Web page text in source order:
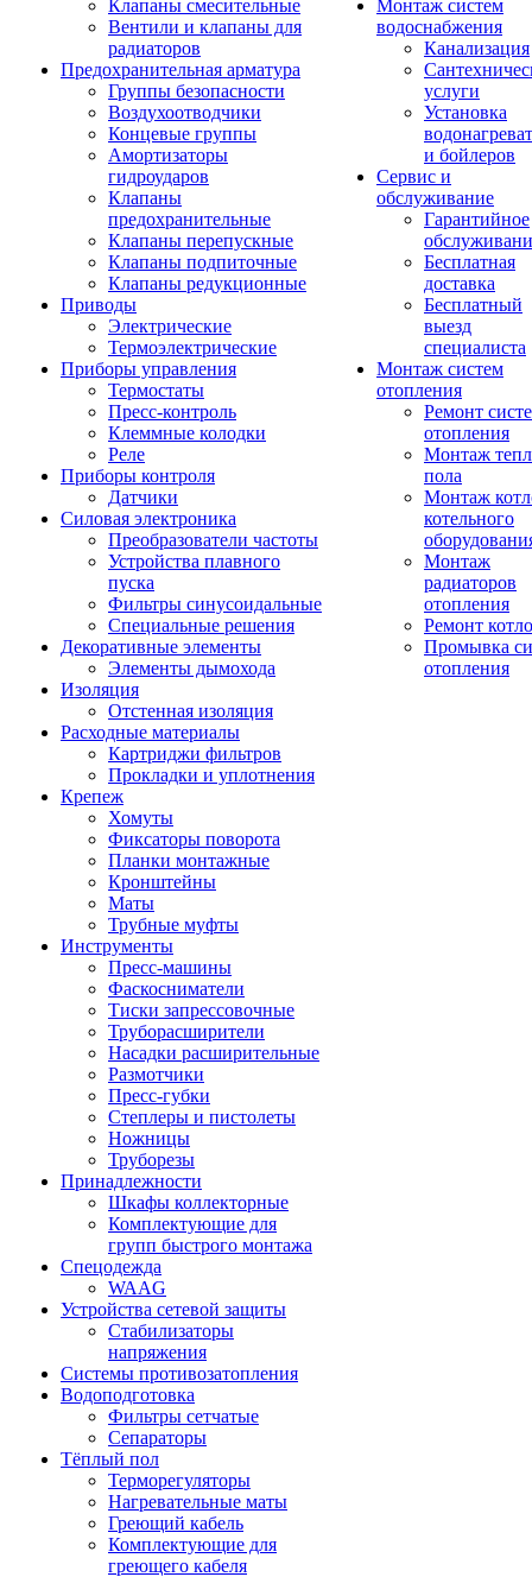
Клапаны смесительные
Вентили и клапаны для
радиаторов
Предохранительная арматура
Группы безопасности
Воздухоотводчики
Концевые группы
Амортизаторы
гидроударов
Клапаны
предохранительные
Клапаны перепускные
Клапаны подпиточные
Клапаны редукционные
Приводы
Электрические
Термоэлектрические
Приборы управления
Термостаты
Пресс-контроль
Клеммные колодки
Реле
Приборы контроля
Датчики
Силовая электроника
Преобразователи частоты
Устройства плавного
пуска
Фильтры синусоидальные
Специальные решения
Декоративные элементы
Элементы дымохода
Изоляция
Отстенная изоляция
Расходные материалы
Картриджи фильтров
Прокладки и уплотнения
Крепеж
Хомуты
Фиксаторы поворота
Планки монтажные
Кронштейны
Маты
Трубные муфты
Инструменты
Пресс-машины
Фаскосниматели
Тиски запрессовочные
Труборасширители
Насадки расширительные
Размотчики
Пресс-губки
Степлеры и пистолеты
Ножницы
Труборезы
Принадлежности
Шкафы коллекторные
Комплектующие для
групп быстрого монтажа
Спецодежда
WAAG
Устройства сетевой защиты
Стабилизаторы
напряжения
Системы противозатопления
Водоподготовка
Фильтры сетчатые
Сепараторы
Тёплый пол
Терморегуляторы
Нагревательные маты
Греющий кабель
Комплектующие для
греющего кабеля
Монтаж систем
водоснабжения
Канализация
услуги
Установка
и бойлеров
Сервис и
обслуживание
Гарантийное
Бесплатная
доставка
Бесплатный
выезд
специалиста
Монтаж систем
отопления
Ремонт
отопления
Монтаж
пола
Монтаж
котельного
Монтаж
радиаторов
отопления
Ремонт
Промывка
отопления